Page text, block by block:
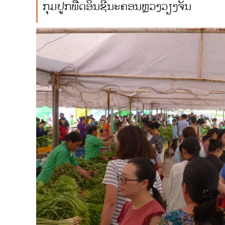
ກຸ່ມປູກພືດອິນຊີນະຄອນຫຼວງວຽງຈັນ